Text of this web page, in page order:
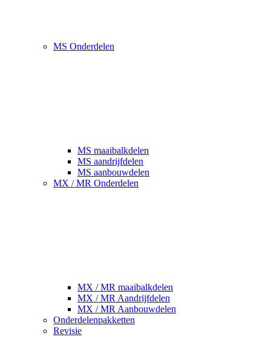
MS Onderdelen
MS maaibalkdelen
MS aandrijfdelen
MS aanbouwdelen
MX / MR Onderdelen
MX / MR maaibalkdelen
MX / MR Aandrijfdelen
MX / MR Aanbouwdelen
Onderdelenpakketten
Revisie